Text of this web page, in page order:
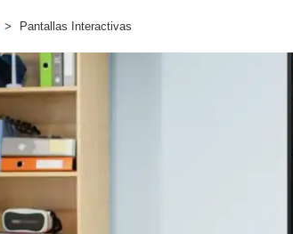
> Pantallas Interactivas